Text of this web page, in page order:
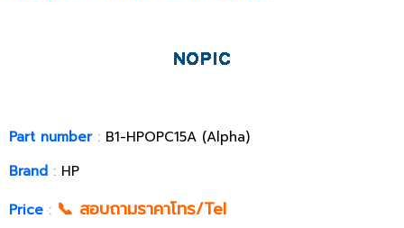
Part number: B1-HPOPC15A (Alpha)
Brand : HP
Price : 📞 สอบถามราคาโทร/Tel